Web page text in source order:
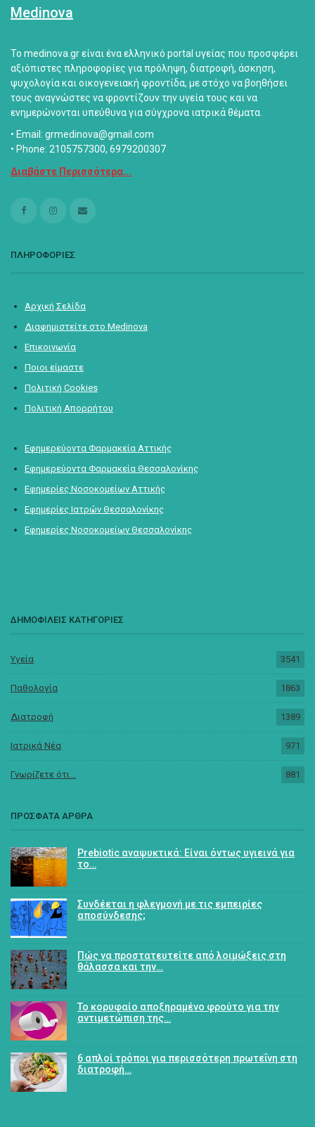
Medinova
Το medinova.gr είναι ένα ελληνικό portal υγείας που προσφέρει
αξιόπιστες πληροφορίες για πρόληψη, διατροφή, άσκηση,
ψυχολογία και οικογενειακή φροντίδα, με στόχο να βοηθήσει
τους αναγνώστες να φροντίζουν την υγεία τους και να
ενημερώνονται υπεύθυνα για σύγχρονα ιατρικά θέματα.
• Email: grmedinova@gmail.com
• Phone: 2105757300, 6979200307
Διαβάστε Περισσότερα...
ΠΛΗΡΟΦΟΡΙΕΣ
Αρχική Σελίδα
Διαφημιστείτε στο Medinova
Επικοινωνία
Ποιοι είμαστε
Πολιτική Cookies
Πολιτική Απορρήτου
Εφημερεύοντα Φαρμακεία Αττικής
Εφημερεύοντα Φαρμακεία Θεσσαλονίκης
Εφημερίες Νοσοκομείων Αττικής
Εφημερίες Ιατρών Θεσσαλονίκης
Εφημερίες Νοσοκομείων Θεσσαλονίκης
ΔΗΜΟΦΙΛΕΙΣ ΚΑΤΗΓΟΡΙΕΣ
Υγεία 3541
Παθολογία 1863
Διατροφή 1389
Ιατρικά Νέα 971
Γνωρίζετε ότι... 881
ΠΡΟΣΦΑΤΑ ΑΡΘΡΑ
Prebiotic αναψυκτικά: Είναι όντως υγιεινά για
το…
Συνδέεται η φλεγμονή με τις εμπειρίες
αποσύνδεσης;
Πώς να προστατευτείτε από λοιμώξεις στη
θάλασσα και την…
Το κορυφαίο αποξηραμένο φρούτο για την
αντιμετώπιση της…
6 απλοί τρόποι για περισσότερη πρωτεΐνη στη
διατροφή…